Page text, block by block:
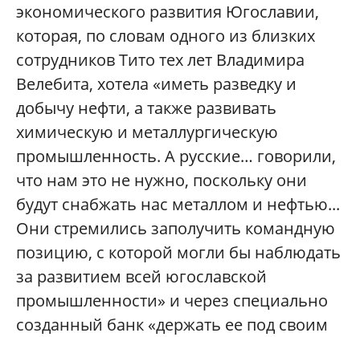
экономического развития Югославии,
которая, по словам одного из близких
сотрудников Тито тех лет Владимира
Велебита, хотела «иметь разведку и
добычу нефти, а также развивать
химическую и металлургическую
промышленность. А русские… говорили,
что нам это не нужно, поскольку они
будут снабжать нас металлом и нефтью...
Они стремились заполучить командную
позицию, с которой могли бы наблюдать
за развитием всей югославской
промышленности» и через специально
созданный банк «держать ее под своим